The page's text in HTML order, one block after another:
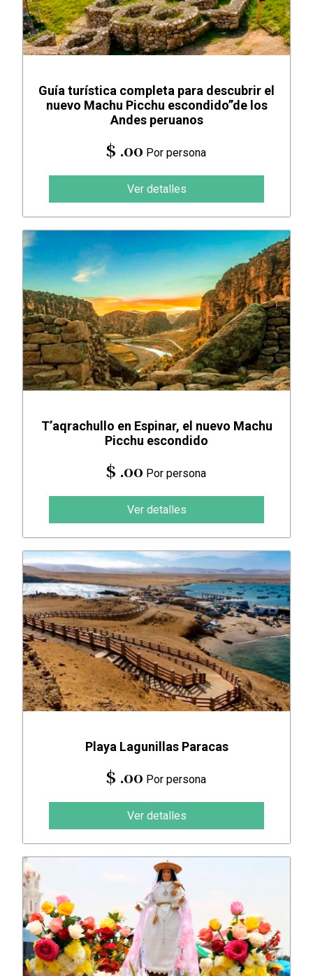
Guía turística completa para descubrir el
nuevo Machu Picchu escondido”de los
Andes peruanos
$ .00 Por persona
Ver detalles
T’aqrachullo en Espinar, el nuevo Machu
Picchu escondido
$ .00 Por persona
Ver detalles
Playa Lagunillas Paracas
$ .00 Por persona
Ver detalles